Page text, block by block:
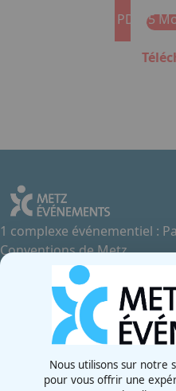
Format : PDF (5
1 complexe événementiel :
Conventions de Metz
Contactez-nous
+33 3 87 55 66 00
Rue de la Grange aux Bois
57070 - Metz
FranceNous utilisons sur notre
pour vous offrir une